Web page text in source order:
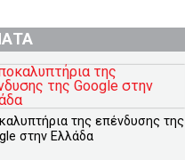
της επένδυσης της
στην Ελλάδα